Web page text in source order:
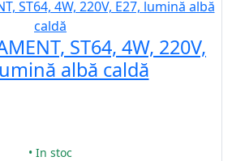
ST64, 4W, 220V,
albă caldă
• In stoc